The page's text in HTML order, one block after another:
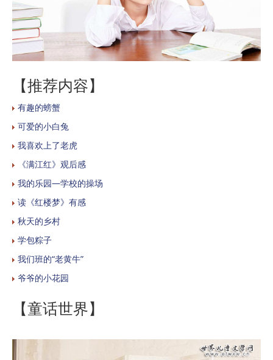
【推荐内容】
有趣的螃蟹
可爱的小白兔
我喜欢上了老虎
《满江红》观后感
我的乐园—学校的操场
读《红楼梦》有感
秋天的乡村
学包粽子
我们班的“老黄牛”
爷爷的小花园
【童话世界】